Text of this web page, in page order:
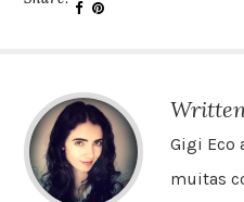
aventura não deu certo –
Gigi Eco
muitas